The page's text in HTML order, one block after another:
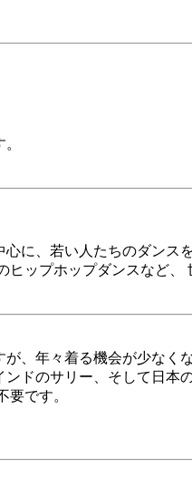
に、若い人たちのダンス
ップホップダンスなど、
、年々着る機会が少なく
ドのサリー、そして日本
です。